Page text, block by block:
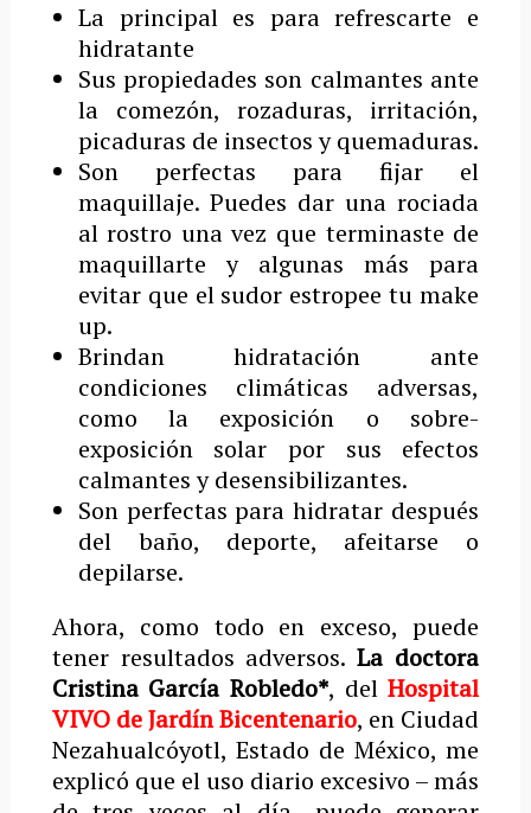
La principal es para refrescarte e
hidratante
Sus propiedades son calmantes ante
la comezón, rozaduras, irritación,
picaduras de insectos y quemaduras.
Son perfectas para fijar el
maquillaje. Puedes dar una rociada
al rostro una vez que terminaste de
maquillarte y algunas más para
evitar que el sudor estropee tu make
up.
Brindan hidratación ante
condiciones climáticas adversas,
como la exposición o sobre-
exposición solar por sus efectos
calmantes y desensibilizantes.
Son perfectas para hidratar después
del baño, deporte, afeitarse o
depilarse.
Ahora, como todo en exceso, puede
tener resultados adversos.La doctora
Cristina García Robledo*, delHospital
VIVO de Jardín Bicentenario, en Ciudad
Nezahualcóyotl, Estado de México, me
explicó que el uso diario excesivo – más